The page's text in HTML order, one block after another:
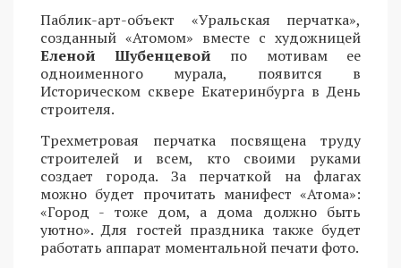
Паблик-арт-объект «Уральская перчатка»,
созданный «Атомом» вместе с художницей
Еленой Шубенцевой по мотивам ее
одноименного мурала, появится в
Историческом сквере Екатеринбурга в День
строителя.
Трехметровая перчатка посвящена труду
строителей и всем, кто своими руками
создает города. За перчаткой на флагах
можно будет прочитать манифест «Атома»:
«Город - тоже дом, а дома должно быть
уютно». Для гостей праздника также будет
работать аппарат моментальной печати фото.